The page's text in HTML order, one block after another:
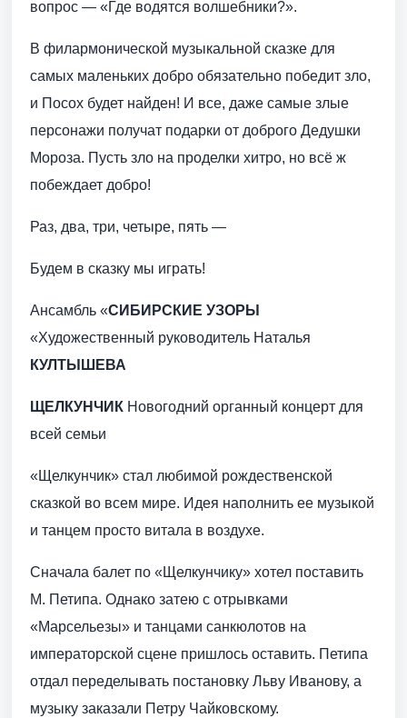
вопрос — «Где водятся волшебники?».
В филармонической музыкальной сказке для
самых маленьких добро обязательно победит зло,
и Посох будет найден! И все, даже самые злые
персонажи получат подарки от доброго Дедушки
Мороза. Пусть зло на проделки хитро, но всё ж
побеждает добро!
Раз, два, три, четыре, пять —
Будем в сказку мы играть!
Ансамбль «СИБИРСКИЕ УЗОРЫ
«Художественный руководитель Наталья
КУЛТЫШЕВА
ЩЕЛКУНЧИК Новогодний органный концерт для
всей семьи
«Щелкунчик» стал любимой рождественской
сказкой во всем мире. Идея наполнить ее музыкой
и танцем просто витала в воздухе.
Сначала балет по «Щелкунчику» хотел поставить
М. Петипа. Однако затею с отрывками
«Марсельезы» и танцами санкюлотов на
императорской сцене пришлось оставить. Петипа
отдал переделывать постановку Льву Иванову, а
музыку заказали Петру Чайковскому.